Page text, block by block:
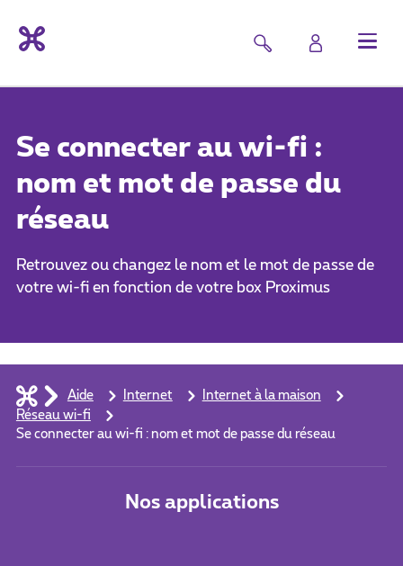
Se connecter au wi-fi :
nom et mot de passe du
réseau
Retrouvez ou changez le nom et le mot de passe de
votre wi-fi en fonction de votre box Proximus
Aide Internet
Internet à la maison
Réseau wi-fi
Se connecter au wi-fi : nom et mot de passe du réseau
Nos applications